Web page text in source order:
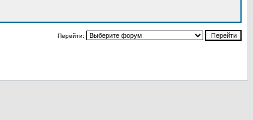
Перейти: